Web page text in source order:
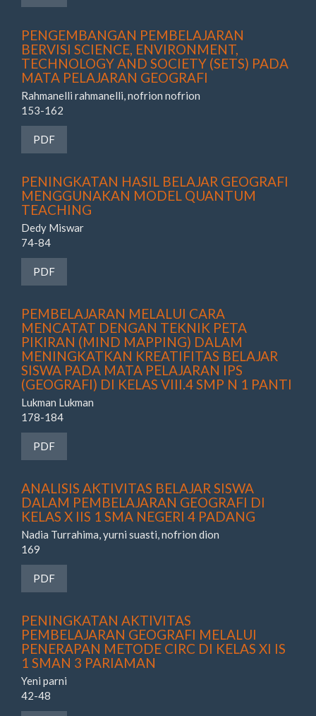
PENGEMBANGAN PEMBELAJARAN
BERVISI SCIENCE, ENVIRONMENT,
TECHNOLOGY AND SOCIETY (SETS) PADA
MATA PELAJARAN GEOGRAFI
Rahmanelli rahmanelli, nofrion nofrion
153-162
Requires Subscription
PDF
PENINGKATAN HASIL BELAJAR GEOGRAFI
MENGGUNAKAN MODEL QUANTUM
TEACHING
Dedy Miswar
74-84
Requires Subscription
PDF
PEMBELAJARAN MELALUI CARA
MENCATAT DENGAN TEKNIK PETA
PIKIRAN (MIND MAPPING) DALAM
MENINGKATKAN KREATIFITAS BELAJAR
SISWA PADA MATA PELAJARAN IPS
(GEOGRAFI) DI KELAS VIII.4 SMP N 1 PANTI
Lukman Lukman
178-184
Requires Subscription
PDF
ANALISIS AKTIVITAS BELAJAR SISWA
DALAM PEMBELAJARAN GEOGRAFI DI
KELAS X IIS 1 SMA NEGERI 4 PADANG
Nadia Turrahima, yurni suasti, nofrion dion
169
Requires Subscription
PDF
PENINGKATAN AKTIVITAS
PEMBELAJARAN GEOGRAFI MELALUI
PENERAPAN METODE CIRC DI KELAS XI IS
1 SMAN 3 PARIAMAN
Yeni parni
42-48